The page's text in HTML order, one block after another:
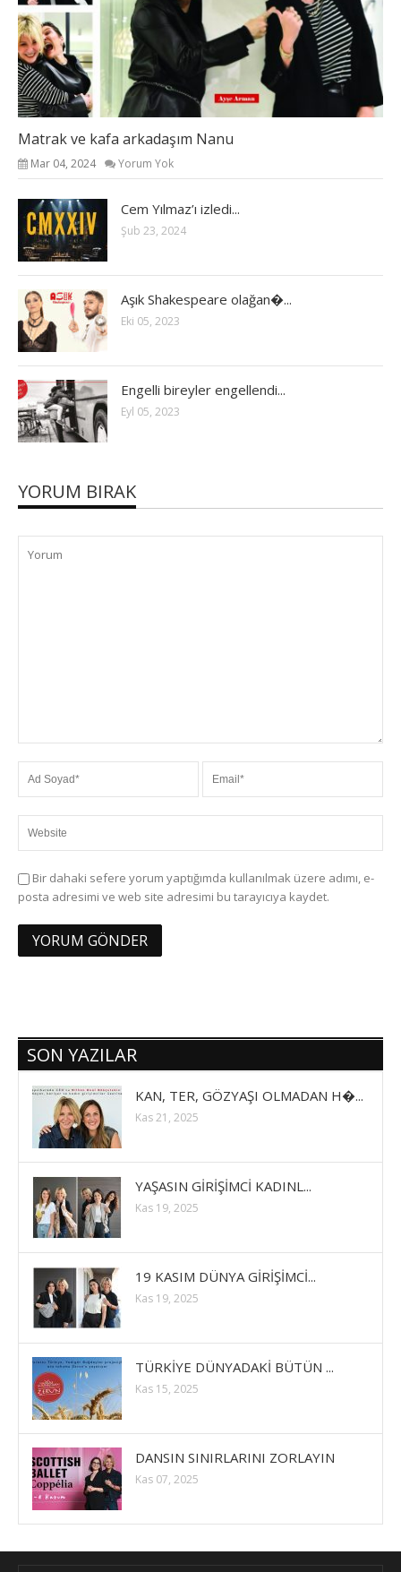
Matrak ve kafa arkadaşım Nanu
Mar 04, 2024 Yorum Yok
Cem Yılmaz’ı izledi...
Şub 23, 2024
Aşık Shakespeare olağan�...
Eki 05, 2023
Engelli bireyler engellendi...
Eyl 05, 2023
YORUM BIRAK
Bir dahaki sefere yorum yaptığımda kullanılmak üzere adımı, e-
posta adresimi ve web site adresimi bu tarayıcıya kaydet.
SON YAZILAR
KAN, TER, GÖZYAŞI OLMADAN H�...
Kas 21, 2025
YAŞASIN GİRİŞİMCİ KADINL...
Kas 19, 2025
19 KASIM DÜNYA GİRİŞİMCİ...
Kas 19, 2025
TÜRKİYE DÜNYADAKİ BÜTÜN ...
Kas 15, 2025
DANSIN SINIRLARINI ZORLAYIN
Kas 07, 2025